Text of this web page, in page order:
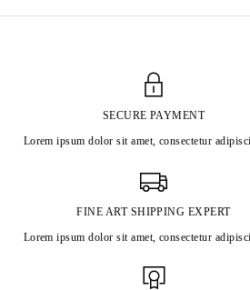
SECURE PAYMENT
Lorem ipsum dolor sit amet, consectetur
FINE ART SHIPPING EXPERT
Lorem ipsum dolor sit amet, consectetur